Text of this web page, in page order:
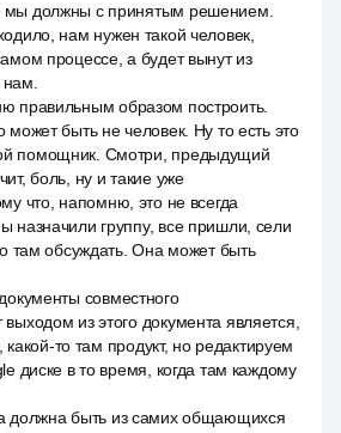
должны с принятым решением.
нам нужен такой человек,
процессе, а будет вынут из
правильным образом построить.
может быть не человек. Ну то есть это
помощник. Смотри, предыдущий
боль, ну и такие уже
что, напомню, это не всегда
назначили группу, все пришли, сели
там обсуждать. Она может быть
совместного
из этого документа является,
какой-то там продукт, но редактируем
диске в то время, когда там каждому
должна быть из самих общающихся